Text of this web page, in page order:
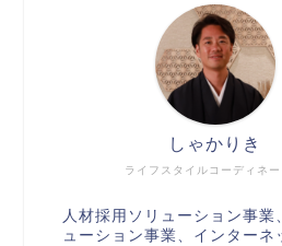
ライフスタイルコーディネー
しゃかりき
人材採用ソリューション事業
ューション事業、インターネ